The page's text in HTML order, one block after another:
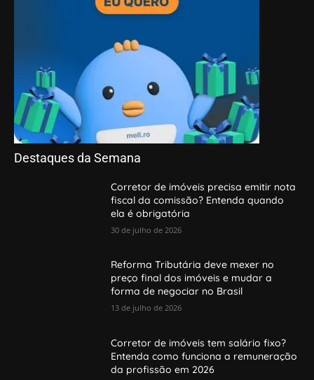
Destaques da Semana
Corretor de imóveis precisa emitir nota
fiscal da comissão? Entenda quando
ela é obrigatória
30 de julho de 2026
Reforma Tributária deve mexer no
preço final dos imóveis e mudar a
forma de negociar no Brasil
13 de julho de 2026
Corretor de imóveis tem salário fixo?
Entenda como funciona a remuneração
da profissão em 2026